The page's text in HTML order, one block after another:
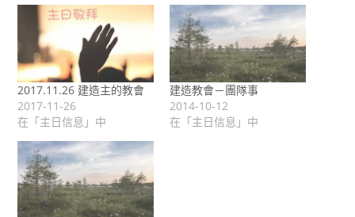
2017.11.26 建造主的教會
2017-11-26
在「主日信息」中
建造教會－團隊事
2014-10-12
在「主日信息」中